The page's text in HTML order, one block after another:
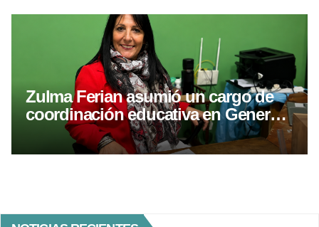
Zulma Ferian asumió un cargo de
coordinación educativa en General